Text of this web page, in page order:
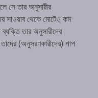
সে তার অনুসারীর
সাওয়াব থেকে মোটেও কম
তার অনুসারীদের
(অনুসরণকারীদের) পাপ